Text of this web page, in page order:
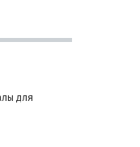
для